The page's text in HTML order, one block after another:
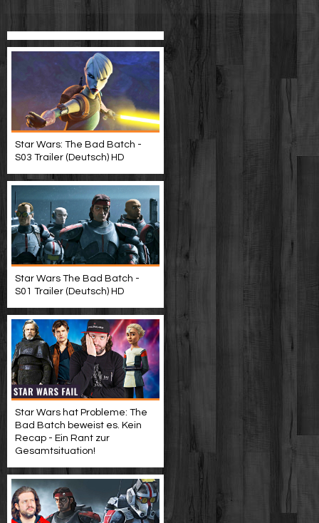
Star Wars: The Bad Batch -
S03 Trailer (Deutsch) HD
Star Wars The Bad Batch -
S01 Trailer (Deutsch) HD
Star Wars hat Probleme: The
Bad Batch beweist es. Kein
Recap - Ein Rant zur
Gesamtsituation!